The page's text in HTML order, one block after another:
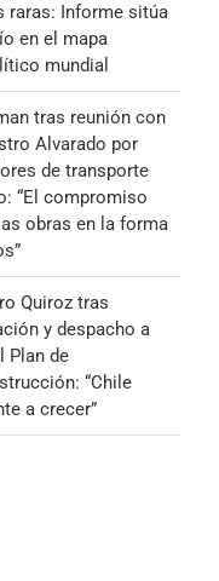
raras: Informe sitúa
en el mapa
mundial
tras reunión con
Alvarado por
de transporte
“El compromiso
obras en la forma
Quiroz tras
y despacho a
Plan de
“Chile
a crecer”